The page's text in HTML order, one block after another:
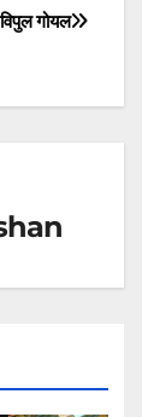
विपुल गोयल